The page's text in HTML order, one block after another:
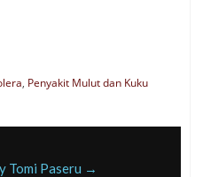
, Penyakit Mulut dan Kuku
Tomi Paseru →